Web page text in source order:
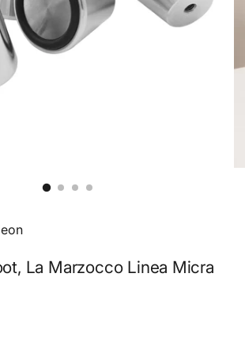
La Marzocco Linea Micra